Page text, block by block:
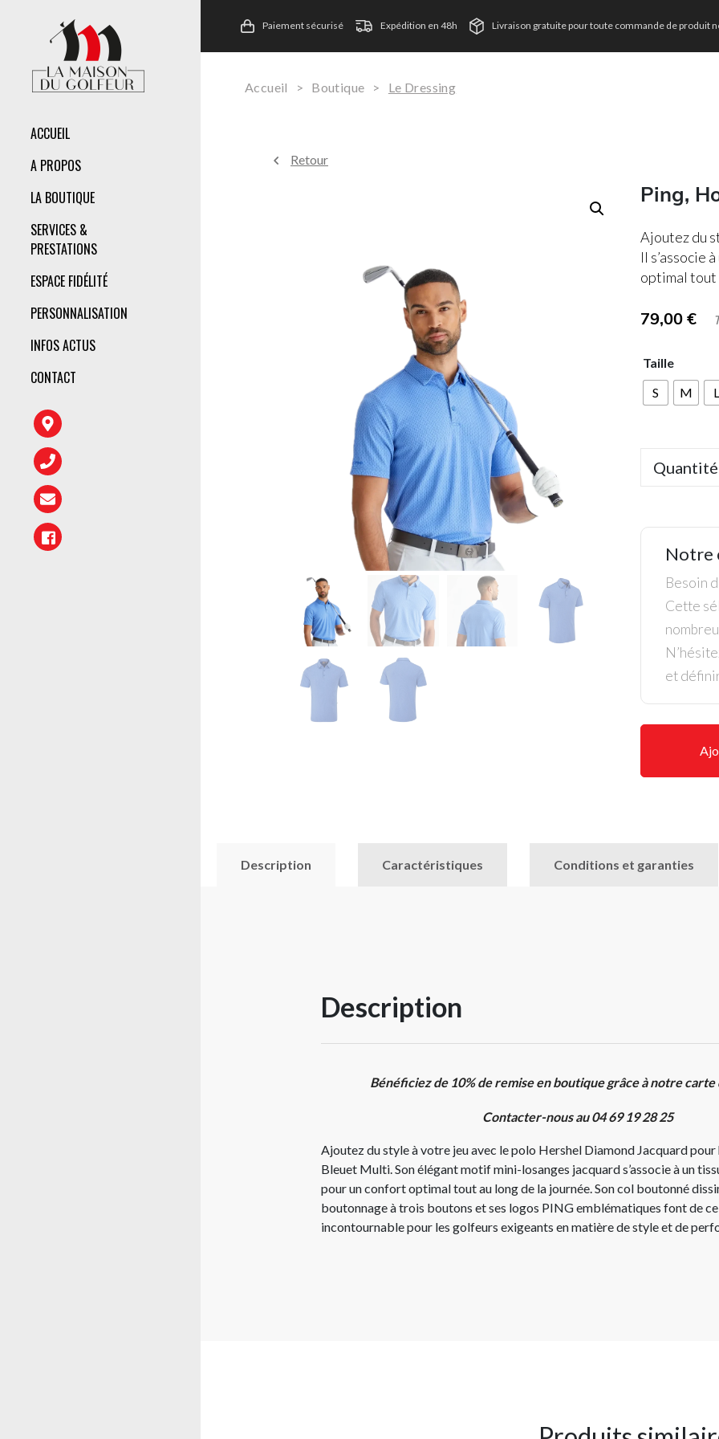
ACCUEIL
A PROPOS
LA BOUTIQUE
SERVICES &
PRESTATIONS
ESPACE FIDÉLITÉ
PERSONNALISATION
INFOS ACTUS
CONTACT
Paiement sécurisé Expédition en 48h Livraison gratuite pour toute commande de produit
Accueil > Boutique > Le Dressing
Retour
Ping,
Ajoutez du
Il s’associe
optimal tout
79,00€
Taille
S
M L
Quantité
Notre
Besoin
Cette
et
Description Caractéristiques Conditions et garanties
Description
Bénéficiez de 10% de remise en boutique grâce à notre carte
Contacter-nous au 04 69 19 28 25
Ajoutez du style à votre jeu avec le polo Hershel Diamond Jacquard
Bleuet Multi. Son élégant motif mini-losanges jacquard s’associe à un
pour un confort optimal tout au long de la journée. Son col boutonné
boutonnage à trois boutons et ses logos PING emblématiques font de
incontournable pour les golfeurs exigeants en matière de style et de